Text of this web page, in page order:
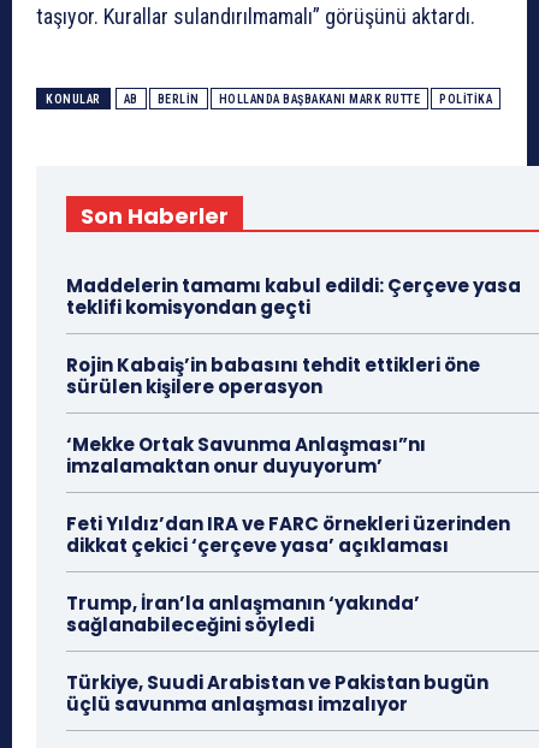
taşıyor. Kurallar sulandırılmamalı” görüşünü aktardı.
KONULAR AB BERLIN HOLLANDA BAŞBAKANI MARK RUTTE POLITIKA
Son Haberler
Maddelerin tamamı kabul edildi: Çerçeve yasa
teklifi komisyondan geçti
Rojin Kabaiş’in babasını tehdit ettikleri öne
sürülen kişilere operasyon
‘Mekke Ortak Savunma Anlaşması”nı
imzalamaktan onur duyuyorum’
Feti Yıldız’dan IRA ve FARC örnekleri üzerinden
dikkat çekici ‘çerçeve yasa’ açıklaması
Trump, İran’la anlaşmanın ‘yakında’
sağlanabileceğini söyledi
Türkiye, Suudi Arabistan ve Pakistan bugün
üçlü savunma anlaşması imzalıyor